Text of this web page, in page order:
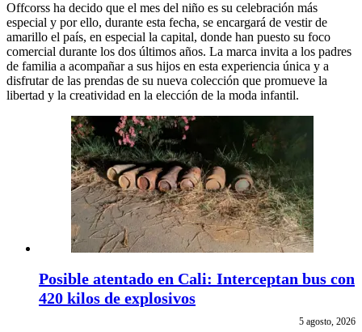
Offcorss ha decido que el mes del niño es su celebración más
especial y por ello, durante esta fecha, se encargará de vestir de
amarillo el país, en especial la capital, donde han puesto su foco
comercial durante los dos últimos años. La marca invita a los padres
de familia a acompañar a sus hijos en esta experiencia única y a
disfrutar de las prendas de su nueva colección que promueve la
libertad y la creatividad en la elección de la moda infantil.
Posible atentado en Cali: Interceptan bus con
420 kilos de explosivos
5 agosto, 2026